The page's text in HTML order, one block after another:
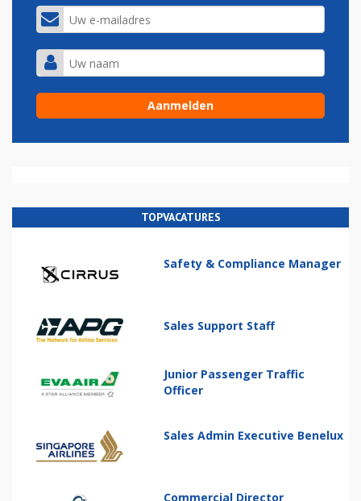
TOPVACATURES
Safety & Compliance Manager
Sales Support Staff
Junior Passenger Traffic
Officer
Sales Admin Executive Benelux
Commercial Director